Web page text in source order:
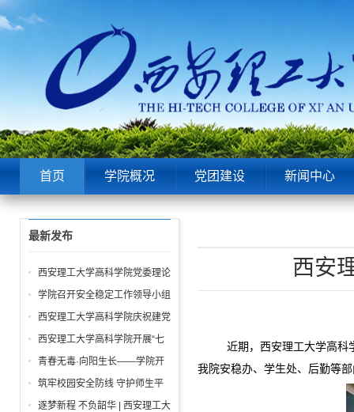
首页 学院概况 党团建设 新闻中心
西安
近期，西安理工大学高科
我院安稳办、学生处、后勤等
最新发布
西安理工大学高科学院党委理论
中心组第6次学习聚焦“潜绩”与
“显绩”
学院召开安全稳定工作领导小组
会议 全面部署暑期及秋季开学
校园安全工作
西安理工大学高科学院庆祝建党
105周年暨“七一”表彰大会圆满
举行
西安理工大学高科学院开展“七
一”前夕走访慰问困难学生党员
活动
青春无毒·向阳生长——学院开
展“6・26”国际禁毒日沉浸式主
题宣教活动
筑牢校园安全防线 守护师生平
安校园 ——西安理工大学高科
逐梦新程 不负韶华 | 西安理工大